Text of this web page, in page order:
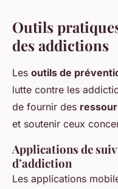
Outils
des addictions
Les outils de
lutte contre les
de fournir des
et soutenir ceux
Applications de
d’addiction
Les applications